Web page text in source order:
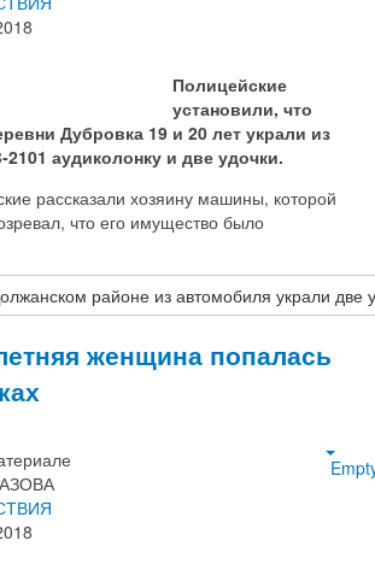
Полицейские
установили, что
Дубровка 19 и 20 лет украли из
аудиколонку и две удочки.
рассказали хозяину машины, которой
что его имущество было
районе из автомобиля украли две
женщина попалась